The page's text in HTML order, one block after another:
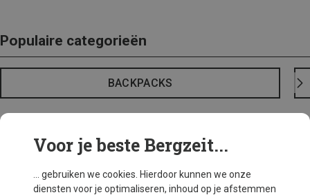
Populaire categorieën
BACKPACKS
Voor je beste Bergzeit...
... gebruiken we cookies. Hierdoor kunnen we onze
diensten voor je optimaliseren, inhoud op je afstemmen